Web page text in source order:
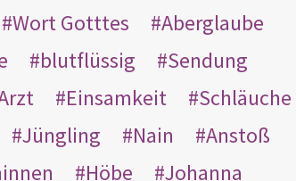
Wort Gotttes
Aberglaube
blutflüssig
Sendung
Einsamkeit
Schläuche
Jüngling Nain
Anstoß
Höbe
Johanna